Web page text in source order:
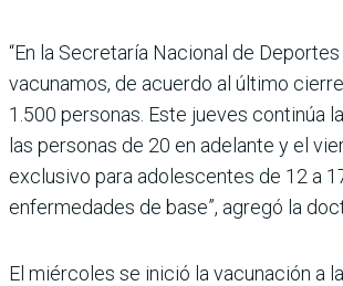
“En la Secretaría Nacional de Deportes
vacunamos, de acuerdo al último
1.500 personas. Este jueves continúa
las personas de 20 en adelante y el
exclusivo para adolescentes de 12 a
enfermedades de base”, agregó la
El miércoles se inició la vacunación a